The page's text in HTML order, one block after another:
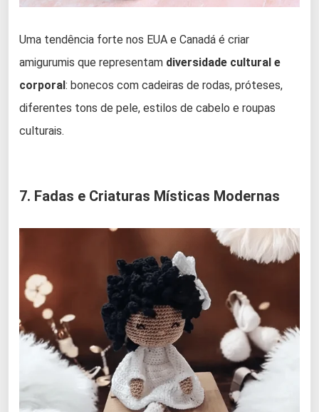
Uma tendência forte nos EUA e Canadá é criar
amigurumis que representam diversidade cultural e
corporal: bonecos com cadeiras de rodas, próteses,
diferentes tons de pele, estilos de cabelo e roupas
culturais.
7. Fadas e Criaturas Místicas Modernas